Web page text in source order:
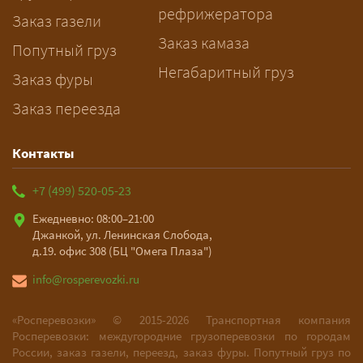
подготовку документов.
Заказ газели
Попутный груз
Заказ фуры
Заказ переезда
рефрижератора
Заказ камаза
Негабаритный груз
Контакты
+7 (499) 520-05-23
Ежедневно: 08:00–21:00
Джанкой, ул. Ленинская Слобода,
д.19. офис 308 (БЦ "Омега Плаза")
info@rosperevozki.ru
«Росперевозки» © 2015-2026
Транспортная компания
Росперевозки: междугородние грузоперевозки по городам
России, заказ газели, переезд, заказ фуры. Попутный груз по